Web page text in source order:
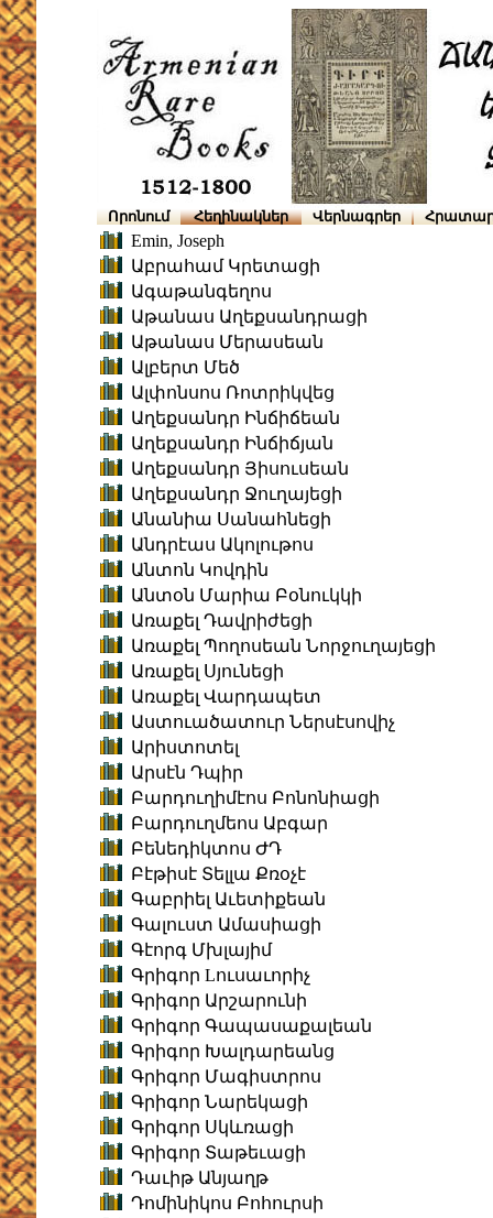
Որոնում Հեղինակներ Վերնագրեր
Emin, Joseph
Աբրահամ Կրետացի
Ագաթանգեղոս
Աթանաս Աղեքսանդրացի
Աթանաս Մերասեան
Ալբերտ Մեծ
Ալփոնսոս Ռոտրիկվեց
Աղեքսանդր Ինճիճեան
Աղեքսանդր Ինճիճյան
Աղեքսանդր Յիսուսեան
Աղեքսանդր Ջուղայեցի
Անանիա Սանահնեցի
Անդրէաս Ակոլութոս
Անտոն Կովդին
Անտօն Մարիա Բօնուկկի
Առաքել Դավրիժեցի
Առաքել Պողոսեան Նորջուղայեցի
Առաքել Սյունեցի
Առաքել Վարդապետ
Աստուածատուր Ներսէսովիչ
Արիստոտել
Արսէն Դպիր
Բարդուղիմէոս Բոնոնիացի
Բարդուղմեոս Աբգար
Բենեդիկտոս ԺԴ
Բէթիսէ Տելլա Քռօչէ
Գաբրիել Աւետիքեան
Գալուստ Ամասիացի
Գէորգ Մխլայիմ
Գրիգոր Lուսաւորիչ
Գրիգոր Արշարունի
Գրիգոր Գապասաքալեան
Գրիգոր Խալդարեանց
Գրիգոր Մագիստրոս
Գրիգոր Նարեկացի
Գրիգոր Սկևռացի
Գրիգոր Տաթեւացի
Դաւիթ Անյաղթ
Դոմինիկոս Բոհուրսի